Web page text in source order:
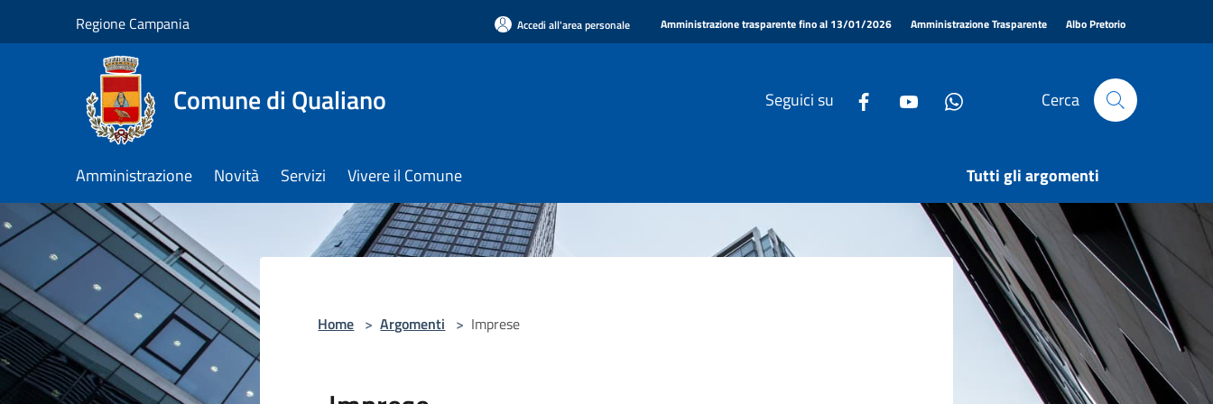
Regione Campania Accedi all'area personale Amministrazione trasparente fino al 13/01/2026 Amministrazione Trasparente Albo Pretorio
Comune di Qualiano Seguici su Cerca
Amministrazione Novità Servizi Vivere il Comune Tutti gli argomenti
Home > Argomenti > Imprese